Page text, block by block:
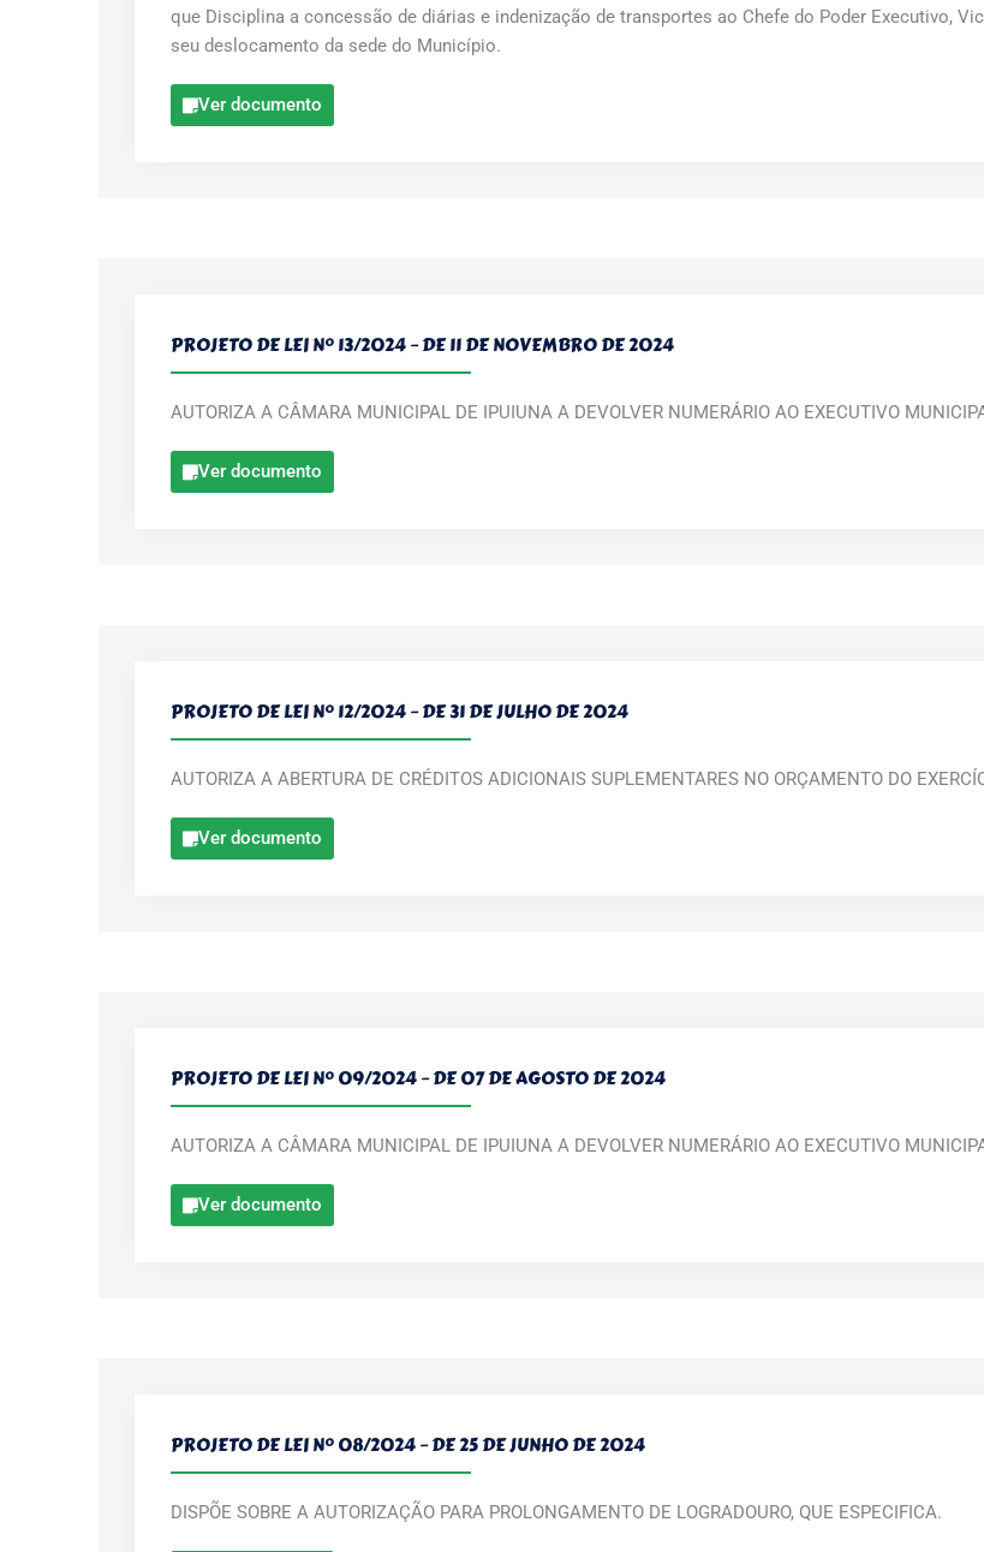
que Disciplina a concessão de diárias e indenização de transportes ao Chefe do Poder Executivo,
seu deslocamento da sede do Município.
Ver documento
PROJETO DE LEI Nº 13/2024 – DE 11 DE NOVEMBRO DE 2024
AUTORIZA A CÂMARA MUNICIPAL DE IPUIUNA A DEVOLVER NUMERÁRIO AO EXECUTIVO
Ver documento
PROJETO DE LEI Nº 12/2024 – DE 31 DE JULHO DE 2024
AUTORIZA A ABERTURA DE CRÉDITOS ADICIONAIS SUPLEMENTARES NO ORÇAMENTO DO
Ver documento
PROJETO DE LEI Nº 09/2024 – DE 07 DE AGOSTO DE 2024
AUTORIZA A CÂMARA MUNICIPAL DE IPUIUNA A DEVOLVER NUMERÁRIO AO EXECUTIVO
Ver documento
PROJETO DE LEI Nº 08/2024 – DE 25 DE JUNHO DE 2024
DISPÕE SOBRE A AUTORIZAÇÃO PARA PROLONGAMENTO DE LOGRADOURO, QUE ESPECIFICA.